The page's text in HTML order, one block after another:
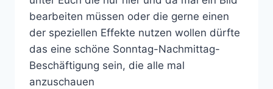
bearbeiten müssen oder die gerne einen
der speziellen Effekte nutzen wollen dürfte
das eine schöne Sonntag-Nachmittag-
Beschäftigung sein, die alle mal
anzuschauen